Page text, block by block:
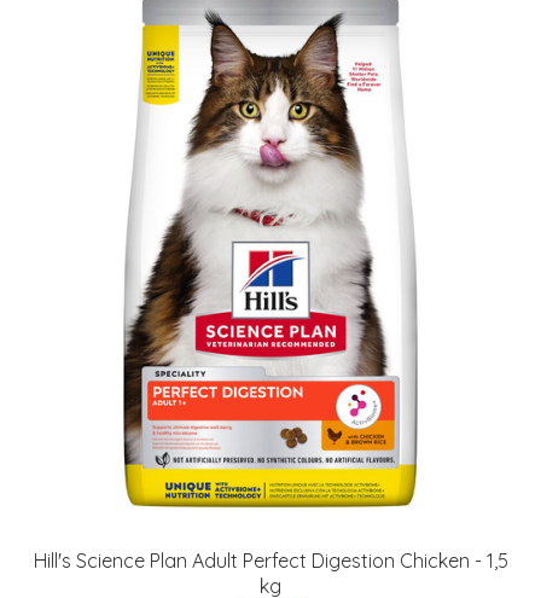
Hill's Science Plan Adult Perfect Digestion Chicken - 1,5
kg